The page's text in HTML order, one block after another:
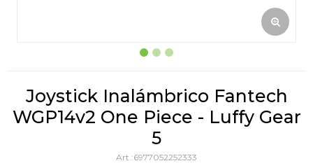
Joystick Inalámbrico Fantech
WGP14v2 One Piece - Luffy Gear
5
6977052252333